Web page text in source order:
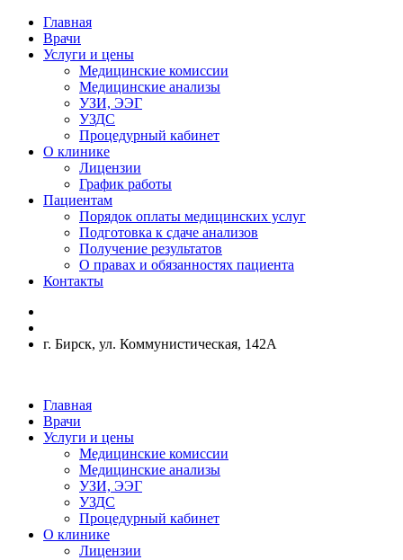
Главная
Врачи
Услуги и цены
Медицинские комиссии
Медицинские анализы
УЗИ, ЭЭГ
УЗДС
Процедурный кабинет
О клинике
Лицензии
График работы
Пациентам
Порядок оплаты медицинских услуг
Подготовка к сдаче анализов
Получение результатов
О правах и обязанностях пациента
Контакты
г. Бирск, ул. Коммунистическая, 142А
Главная
Врачи
Услуги и цены
Медицинские комиссии
Медицинские анализы
УЗИ, ЭЭГ
УЗДС
Процедурный кабинет
О клинике
Лицензии